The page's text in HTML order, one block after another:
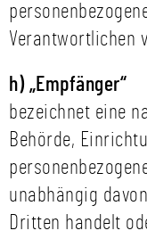
Verantwortlichen
h) „Empfänger“
bezeichnet eine
Behörde,
unabhängig
Dritten handelt